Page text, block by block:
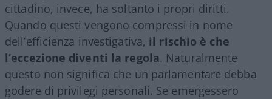
cittadino, invece, ha soltanto i propri diritti.
Quando questi vengono compressi in nome
dell’efficienza investigativa, il rischio è che
l’eccezione diventi la regola. Naturalmente
questo non significa che un parlamentare debba
godere di privilegi personali. Se emergessero